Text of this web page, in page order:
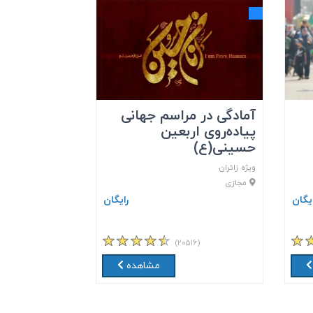
آمادگی در مراسم جهانی
پیاده‌روی اربعین
حسینی(ع)
ویژه زائران
مجازی
رایگان
(۲۰۵۱۶)
مشاهده